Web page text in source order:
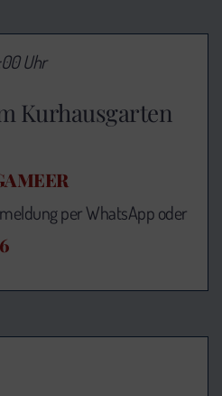
Kurhausgarten
Uhr
per WhatsApp oder